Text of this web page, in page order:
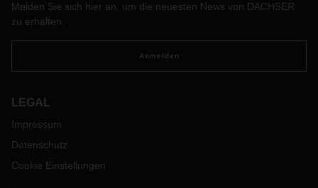
Melden Sie sich hier an, um die neuesten News von DACHSER
zu erhalten.
Anmelden
LEGAL
Impressum
Datenschutz
Cookie Einstellungen